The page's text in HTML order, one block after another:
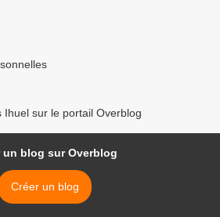
Ihuel sur le portail Overblog
un blog sur Overblog
Créer un blog